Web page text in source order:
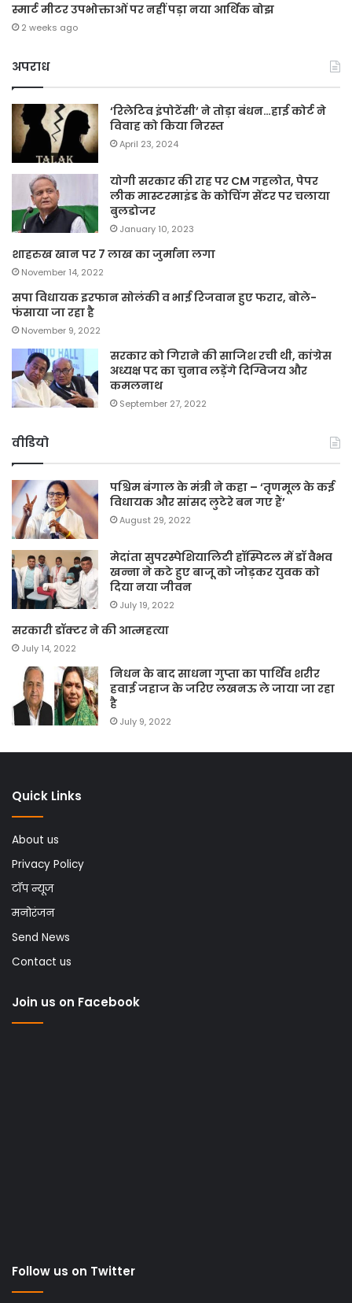
स्मार्ट मीटर उपभोक्ताओं पर नहीं पड़ा नया आर्थिक बोझ
2 weeks ago
अपराध
‘रिलेटिव इंपोटेंसी’ ने तोड़ा बंधन…हाई कोर्ट ने
विवाह को किया निरस्त
April 23, 2024
योगी सरकार की राह पर CM गहलोत, पेपर
लीक मास्टरमाइंड के कोचिंग सेंटर पर चलाया
बुलडोजर
January 10, 2023
शाहरुख खान पर 7 लाख का जुर्माना लगा
November 14, 2022
सपा विधायक इरफान सोलंकी व भाई रिजवान हुए फरार, बोले-
फंसाया जा रहा है
November 9, 2022
सरकार को गिराने की साजिश रची थी, कांग्रेस
अध्यक्ष पद का चुनाव लड़ेंगे दिग्विजय और
कमलनाथ
September 27, 2022
वीडियो
पश्चिम बंगाल के मंत्री ने कहा – ‘तृणमूल के कई
विधायक और सांसद लुटेरे बन गए हैं’
August 29, 2022
मेदांता सुपरस्पेशियालिटी हॉस्पिटल में डॉ वैभव
खन्ना ने कटे हुए बाजू को जोड़कर युवक को
दिया नया जीवन
July 19, 2022
सरकारी डॉक्टर ने की आत्महत्या
July 14, 2022
निधन के बाद साधना गुप्ता का पार्थिव शरीर
हवाई जहाज के जरिए लखनऊ ले जाया जा रहा
है
July 9, 2022
Quick Links
About us
Privacy Policy
टॉप न्यूज
मनोरंजन
Send News
Contact us
Join us on Facebook
Follow us on Twitter